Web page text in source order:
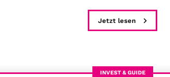
Jetzt lesen
INVEST & GUIDE